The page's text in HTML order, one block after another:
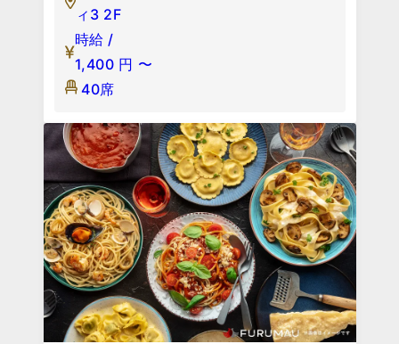
ィ3 2F
時給 /
1,400 円 〜
40席